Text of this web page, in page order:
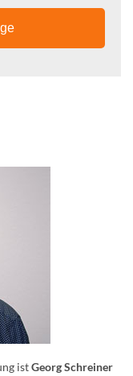
istGeorg Schreiner